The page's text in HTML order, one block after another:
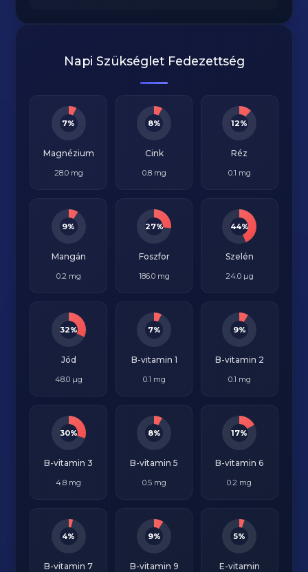
Napi Szükséglet Fedezettség
7%
Magnézium
28.0 mg
8%
Cink
0.8 mg
12%
Réz
0.1 mg
9%
Mangán
0.2 mg
27%
Foszfor
186.0 mg
44%
Szelén
24.0 µg
32%
Jód
48.0 µg
7%
B-vitamin 1
0.1 mg
9%
B-vitamin 2
0.1 mg
30%
B-vitamin 3
4.8 mg
8%
B-vitamin 5
0.5 mg
17%
B-vitamin 6
0.2 mg
4%
B-vitamin 7
9%
B-vitamin 9
5%
E-vitamin